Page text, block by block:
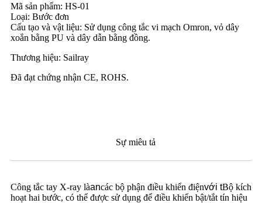
Mã sản phẩm: HS-01
Loại: Bước đơn
Cấu tạo và vật liệu: Sử dụng công tắc vi mạch Omron, vỏ dây
xoắn bằng PU và dây dẫn bằng đồng.
Thương hiệu: Sailray
Đã đạt chứng nhận CE, ROHS.
Sự miêu tả
Công tắc tay X-ray làancác bộ phận điều khiển điệnvới tBộ kích
hoạt hai bước, có thể được sử dụng để điều khiển bật/tắt tín hiệu